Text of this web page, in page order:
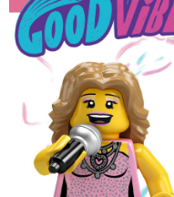
【注意事項】
１．透過由恩沛科技股份有限
易，需依本服務之必要範圍內
權轉讓予恩沛科技股份有限公
２．關於個人資料處理事宜，
https://aftee.tw/terms/#terms3
３．未成年的使用者請事先徵
「AFTEE先享後付」，若未經
４．使用「AFTEE先享後付」
時審查核予不同之上限額度；
請求用戶進行身份認證。